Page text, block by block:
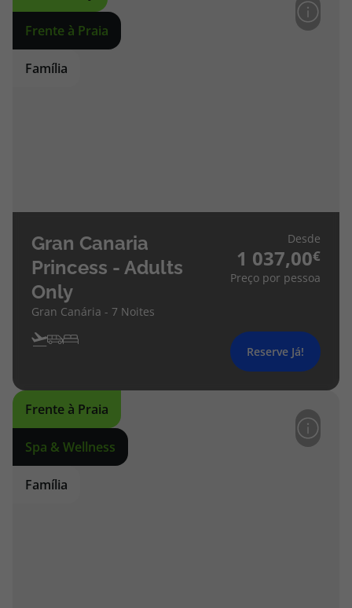
Frente à Praia
Família
Gran Canaria
Princess - Adults
Only
Gran Canária - 7 Noites
Desde
1 037,00
Preço por pessoa
Reserve Já!
Frente à Praia
Spa & Wellness
Família